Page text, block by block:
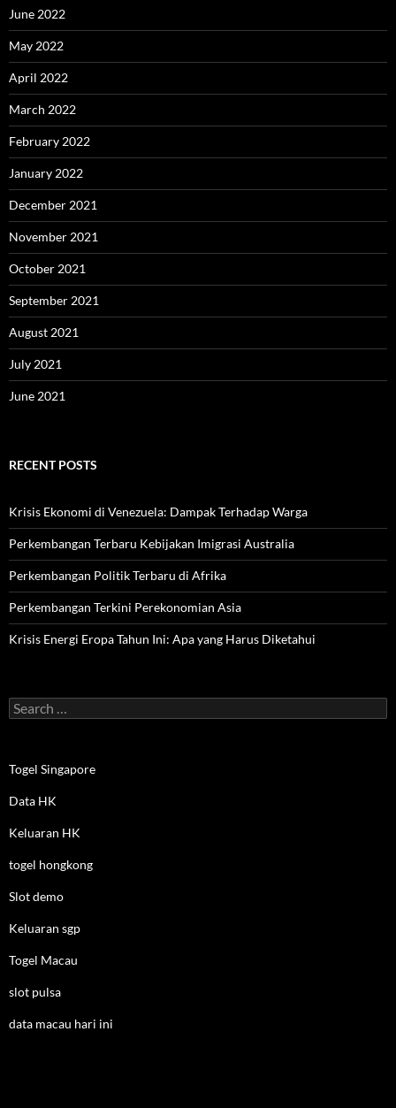
June 2022
May 2022
April 2022
March 2022
February 2022
January 2022
December 2021
November 2021
October 2021
September 2021
August 2021
July 2021
June 2021
RECENT POSTS
Krisis Ekonomi di Venezuela: Dampak Terhadap Warga
Perkembangan Terbaru Kebijakan Imigrasi Australia
Perkembangan Politik Terbaru di Afrika
Perkembangan Terkini Perekonomian Asia
Krisis Energi Eropa Tahun Ini: Apa yang Harus Diketahui
Search
for:
Togel Singapore
Data HK
Keluaran HK
togel hongkong
Slot demo
Keluaran sgp
Togel Macau
slot pulsa
data macau hari ini